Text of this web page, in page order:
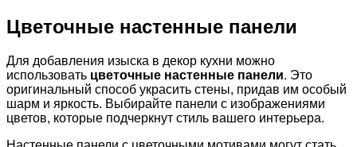
Цветочные настенные панели
Для добавления изыска в декор кухни можно
использовать цветочные настенные панели. Это
оригинальный способ украсить стены, придав им особый
шарм и яркость. Выбирайте панели с изображениями
цветов, которые подчеркнут стиль вашего интерьера.